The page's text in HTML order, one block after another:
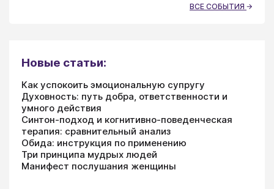
ВСЕ СОБЫТИЯ
Новые статьи:
Как успокоить эмоциональную супругу
Духовность: путь добра, ответственности и
умного действия
Синтон-подход и когнитивно-поведенческая
терапия: сравнительный анализ
Обида: инструкция по применению
Три принципа мудрых людей
Манифест послушания женщины